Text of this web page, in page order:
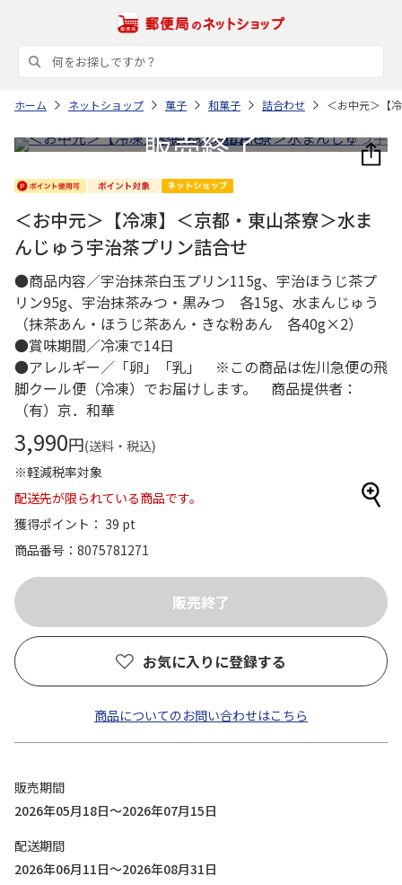
ホーム ネットショップ 菓子 和菓子 詰合わせ ＜お中元＞【
＜お中元＞【冷凍】＜京都・東山茶寮＞水ま
んじゅう宇治茶プリン詰合せ
●商品内容／宇治抹茶白玉プリン115g、宇治ほうじ茶プ
リン95g、宇治抹茶みつ・黒みつ 各15g、水まんじゅう
（抹茶あん・ほうじ茶あん・きな粉あん 各40g×2）
●賞味期間／冷凍で14日
●アレルギー／「卵」「乳」 ※この商品は佐川急便の飛
脚クール便（冷凍）でお届けします。 商品提供者：
（有）京．和華
3,990円(送料・税込)
※軽減税率対象
配送先が限られている商品です。
獲得ポイント： 39 pt
商品番号
8075781271
お気に入りに登録する
商品についてのお問い合わせはこちら
販売期間
2026年05月18日～2026年07月15日
配送期間
2026年06月11日～2026年08月31日